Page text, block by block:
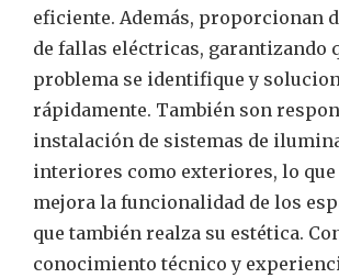
eficiente. Además, proporcionan
de fallas eléctricas, garantizando
problema se identifique y
rápidamente. También son
instalación de sistemas de
interiores como exteriores, lo que
mejora la funcionalidad de los
que también realza su estética.
conocimiento técnico y